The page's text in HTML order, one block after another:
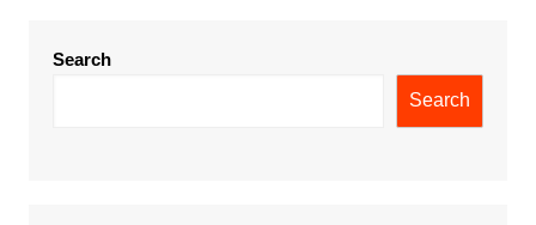
Search
Search